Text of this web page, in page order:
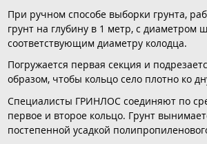
При ручном способе выборки грунта,
грунт на глубину в 1 метр, с диаметром
соответствующим диаметру колодца.
Погружается первая секция и
образом, чтобы кольцо село плотно ко
Специалисты ГРИНЛОС соединяют по
первое и второе кольцо. Грунт
постепенной усадкой